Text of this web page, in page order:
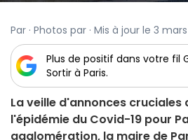
Par · Photos par · Mis à jour le 3
Plus de positif dans votre fil
Sortir à Paris.
La veille d'annonces
l'épidémie du Covid-19 pour
agglomération, la maire de